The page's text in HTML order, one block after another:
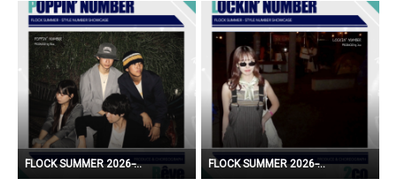
FLOCK SUMMER 2026 ̵... FLOCK SUMMER 2026 ̵...